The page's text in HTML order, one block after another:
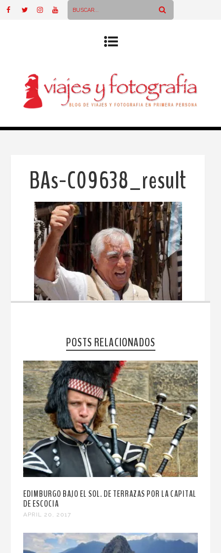
BAs-C09638_result
POSTS RELACIONADOS
EDIMBURGO BAJO EL SOL. DE TERRAZAS POR LA CAPITAL
DE ESCOCIA
APRIL 20, 2017